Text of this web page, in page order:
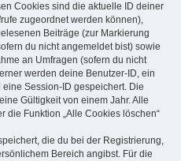
Cookies sind die aktuelle ID deiner
zugeordnet werden können),
Beiträge (zur Markierung
du nicht angemeldet bist) sowie
an Umfragen (sofern du nicht
werden deine Benutzer-ID, ein
Session-ID gespeichert. Die
Gültigkeit von einem Jahr. Alle
die Funktion „Alle Cookies löschen“
die du bei der Registrierung,
Bereich angibst. Für die